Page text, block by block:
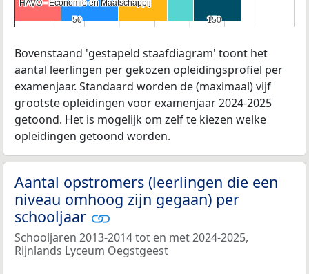
50
50 150
150
HAVO - Economie en Maatschappij
HAVO - Economie en Maatschappij
Bovenstaand 'gestapeld staafdiagram' toont het
aantal leerlingen per gekozen opleidingsprofiel per
examenjaar. Standaard worden de (maximaal) vijf
grootste opleidingen voor examenjaar 2024-2025
getoond. Het is mogelijk om zelf te kiezen welke
opleidingen getoond worden.
Aantal opstromers (leerlingen die een
niveau omhoog zijn gegaan) per
schooljaar
Schooljaren 2013-2014 tot en met 2024-2025,
Rijnlands Lyceum Oegstgeest